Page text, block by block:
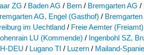
ZG / Baden AG / Bern / Bremgarten AG /
AG, Engel (Gasthof) /
im Uechtland / Freie Aemter
LU (Kommende) / Ingenbohl SZ,
DEU / Lugano TI / Luzern / Mailand-